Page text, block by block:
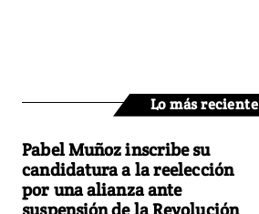
Lo más reciente
Pabel Muñoz inscribe su
candidatura a la reelección
por una alianza ante
suspensión de la Revolución